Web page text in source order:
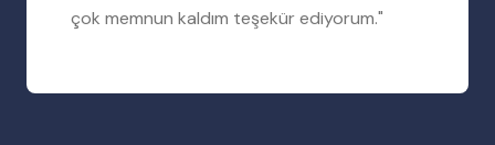
çok memnun kaldım teşekür ediyorum."